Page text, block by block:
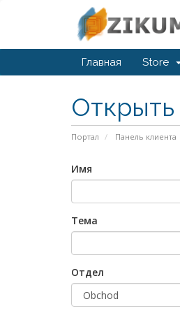
Главная Store
Открыть
Портал Панель клиента
Имя
Тема
Отдел